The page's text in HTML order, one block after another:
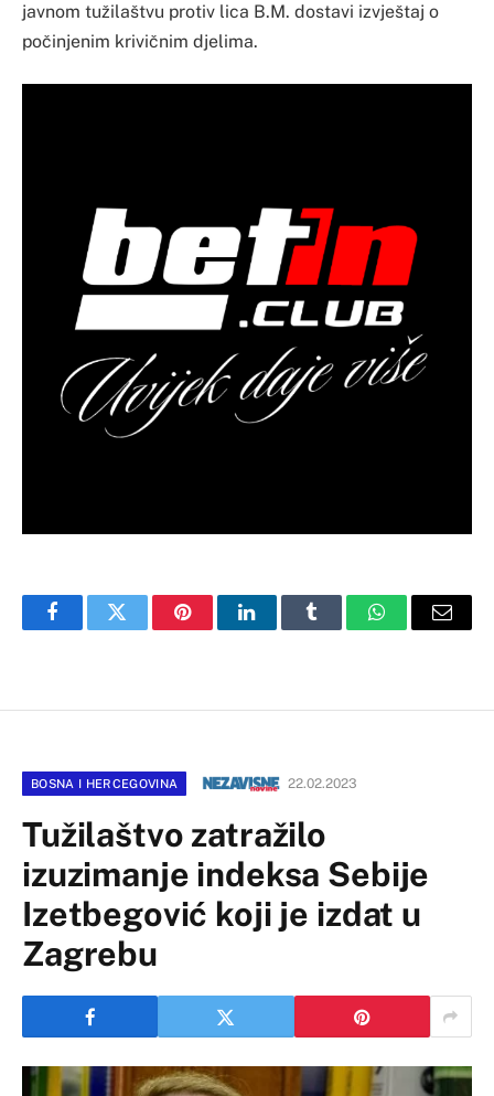
javnom tužilaštvu protiv lica B.M. dostavi izvještaj o
počinjenim krivičnim djelima.
FacebookTwitter PinterestLinkedInTumblr WhatsAppEmail
BOSNA I HERCEGOVINA 22.02.2023
Tužilaštvo zatražilo
izuzimanje indeksa Sebije
Izetbegović koji je izdat u
Zagrebu